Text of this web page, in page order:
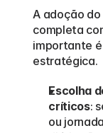
A adoção do
completa
importante
estratégica.
Escolha
críticos:
ou